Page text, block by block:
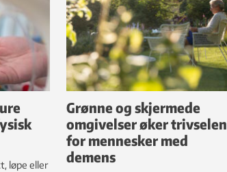
løpe eller
Grønne og skjermede
omgivelser øker trivselen
for mennesker med
demens